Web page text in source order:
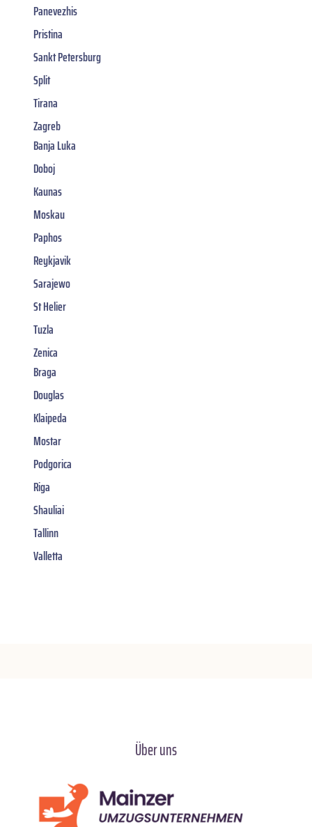
Panevezhis
Pristina
Sankt Petersburg
Split
Tirana
Zagreb
Banja Luka
Doboj
Kaunas
Moskau
Paphos
Reykjavik
Sarajewo
St Helier
Tuzla
Zenica
Braga
Douglas
Klaipeda
Mostar
Podgorica
Riga
Shauliai
Tallinn
Valletta
Über uns